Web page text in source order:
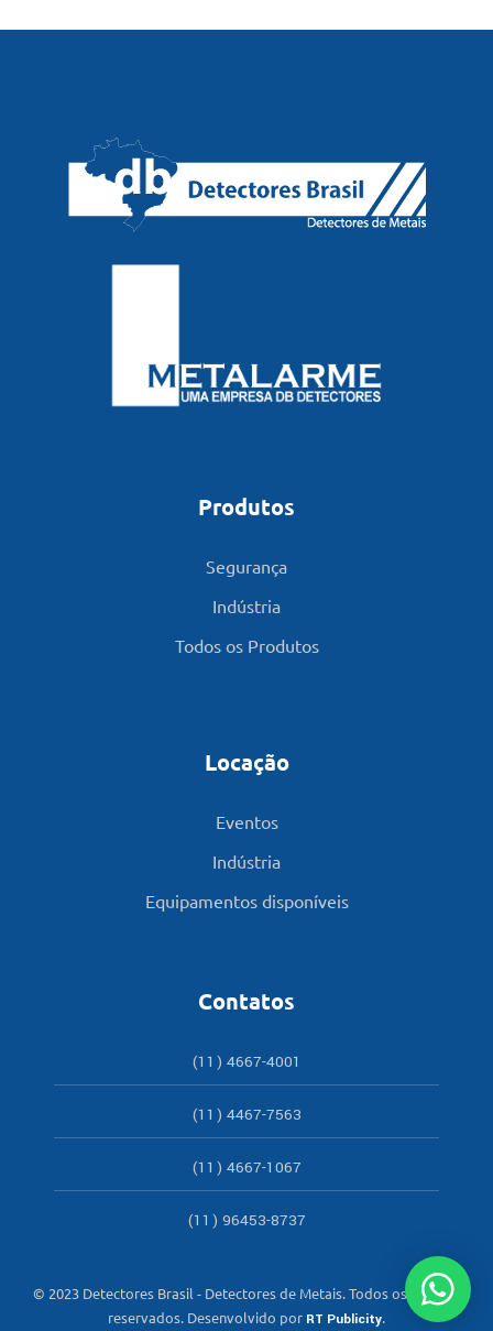
Produtos
Segurança
Indústria
Todos os Produtos
Locação
Eventos
Indústria
Equipamentos disponíveis
Contatos
(11) 4667-4001
(11) 4467-7563
(11) 4667-1067
(11) 96453-8737
© 2023 Detectores Brasil - Detectores de Metais. Todos os direitos
reservados. Desenvolvido por RT Publicity.